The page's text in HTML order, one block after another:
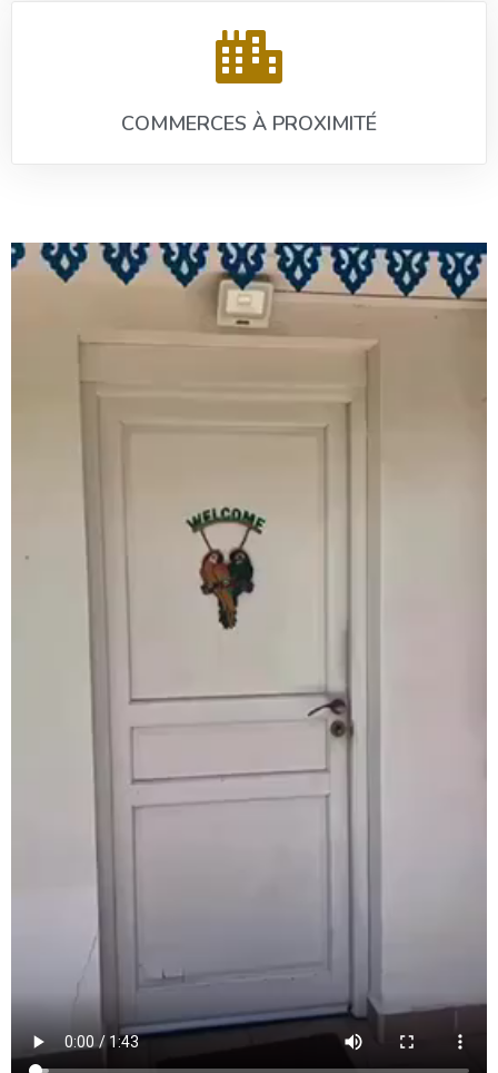
COMMERCES À PROXIMITÉ